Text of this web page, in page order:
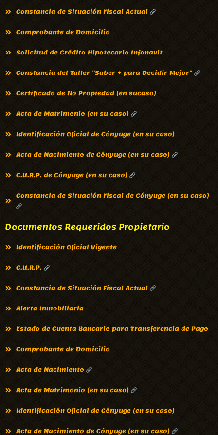
Constancia de Situación Fiscal Actual
Comprobante de Domicilio
Solicitud de Crédito Hipotecario Infonavit
Constancia del Taller "Saber + para Decidir Mejor"
Certificado de No Propiedad (en sucaso)
Acta de Matrimonio (en su caso)
Identificación Oficial de Cónyuge (en su caso)
Acta de Nacimiento de Cónyuge (en su caso)
C.U.R.P. de Cónyuge (en su caso)
Constancia de Situación Fiscal de Cónyuge (en su caso)
Documentos Requeridos Propietario
Identificación Oficial Vigente
C.U.R.P.
Constancia de Situación Fiscal Actual
Alerta Inmobiliaria
Estado de Cuenta Bancario para Transferencia de Pago
Comprobante de Domicilio
Acta de Nacimiento
Acta de Matrimonio (en su caso)
Identificación Oficial de Cónyuge (en su caso)
Acta de Nacimiento de Cónyuge (en su caso)